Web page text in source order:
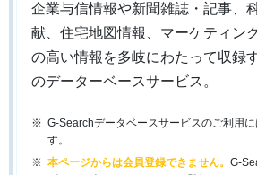
企業与信情報や新聞雑誌・記事、
献、住宅地図情報、マーケティン
の高い情報を多岐にわたって収録
のデーターベースサービス。
G-Searchデータベースサービスのご利用
す。
本ページからは会員登録できません。 G-